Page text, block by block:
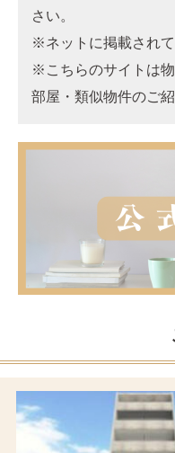
さい。
※ネットに掲載され
※こちらのサイトは
部屋・類似物件のご